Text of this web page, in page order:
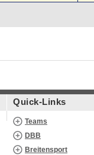
Quick-Links
Teams
DBB
Breitensport